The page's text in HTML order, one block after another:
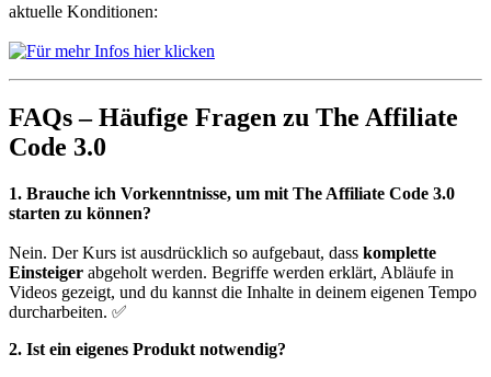
aktuelle Konditionen:
FAQs – Häufige Fragen zu The Affiliate
Code 3.0
1. Brauche ich Vorkenntnisse, um mit The Affiliate Code 3.0
starten zu können?
Nein. Der Kurs ist ausdrücklich so aufgebaut, dass komplette
Einsteiger abgeholt werden. Begriffe werden erklärt, Abläufe in
Videos gezeigt, und du kannst die Inhalte in deinem eigenen Tempo
durcharbeiten. ✅
2. Ist ein eigenes Produkt notwendig?